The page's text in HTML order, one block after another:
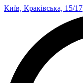
Київ, Краківська, 15/17